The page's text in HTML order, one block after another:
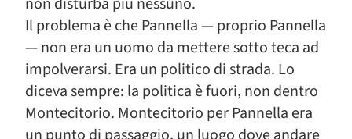
Il problema è che Pannella — proprio Pannella
— non era un uomo da mettere sotto teca ad
impolverarsi. Era un politico di strada. Lo
diceva sempre: la politica è fuori, non dentro
Montecitorio. Montecitorio per Pannella era